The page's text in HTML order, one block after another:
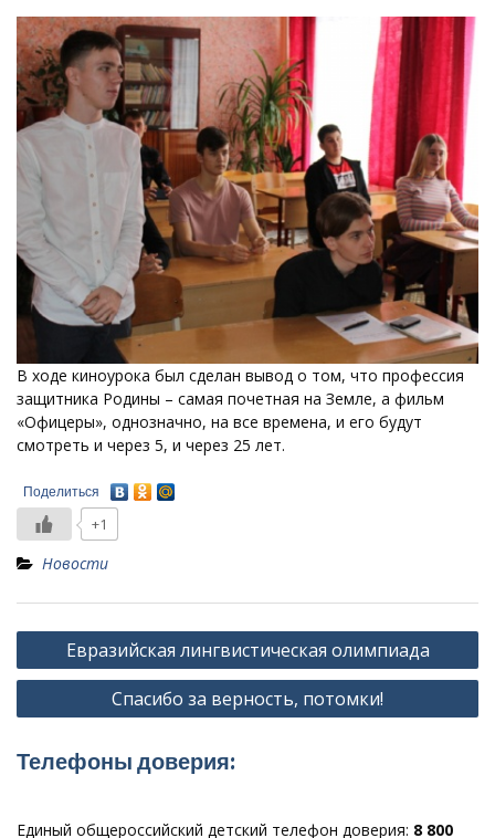
В ходе киноурока был сделан вывод о том, что профессия
защитника Родины – самая почетная на Земле, а фильм
«Офицеры», однозначно, на все времена, и его будут
смотреть и через 5, и через 25 лет.
Поделиться
+1
Новости
Навигация
по
Евразийская лингвистическая олимпиада
Спасибо за верность, потомки!
Телефоны доверия:
Единый общероссийский детский телефон доверия: 8 800